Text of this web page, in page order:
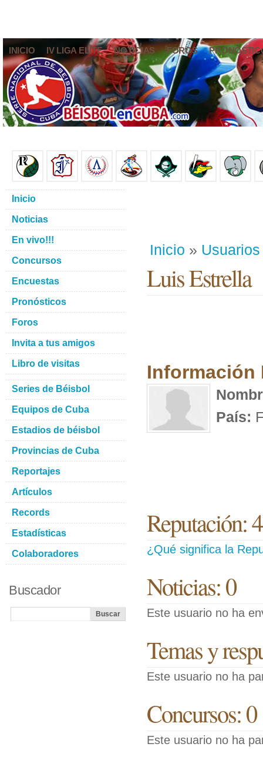
INICIO IV LIGA ELITE NOTICIAS FOROS
Inicio » Usuarios
Luis Estrella
Información
País:
Reputación: 4
¿Qué significa la
Noticias: 0
Este usuario no ha
Temas y
Este usuario no ha
Concursos: 0
Este usuario no ha
Inicio
Noticias
En vivo!!!
Concursos
Encuestas
Pronósticos
Foros
Invita a tus amigos
Libro de visitas
Series de Béisbol
Equipos de Cuba
Estadios de béisbol
Provincias de Cuba
Reportajes
Artículos
Records
Estadísticas
Colaboradores
Buscador